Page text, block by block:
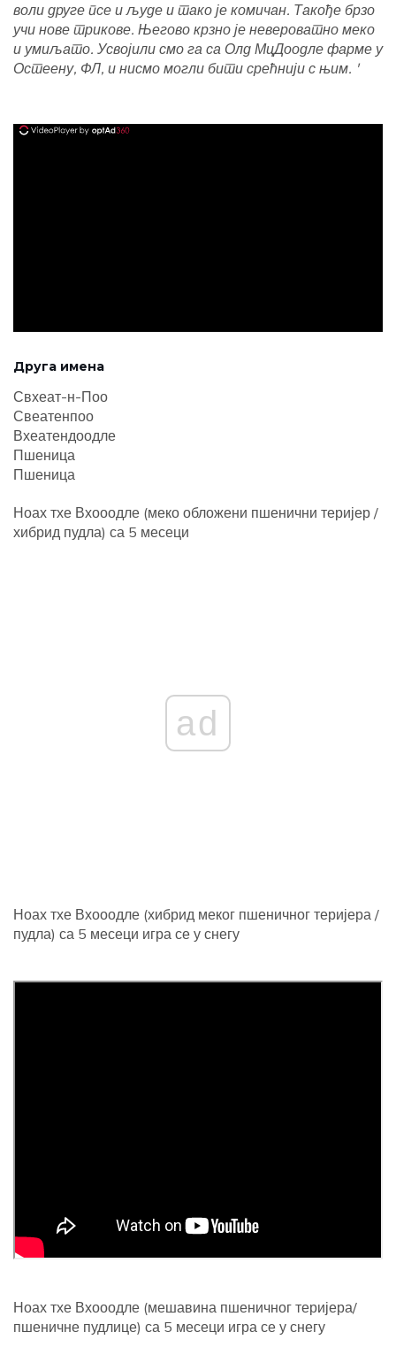
воли друге псе и људе и тако је комичан. Такође брзо
учи нове трикове. Његово крзно је невероватно меко
и умиљато. Усвојили смо га са Олд МцДоодле фарме у
Остеену, ФЛ, и нисмо могли бити срећнији с њим. '
Друга имена
Свхеат-н-Поо
Свеатенпоо
Вхеатендоодле
Пшеница
Пшеница
Ноах тхе Вхооодле (меко обложени пшенични теријер /
хибрид пудла) са 5 месеци
ad
Ноах тхе Вхооодле (хибрид меког пшеничног теријера /
пудла) са 5 месеци игра се у снегу
Ноах тхе Вхооодле (мешавина пшеничног теријера/
пшеничне пудлице) са 5 месеци игра се у снегу